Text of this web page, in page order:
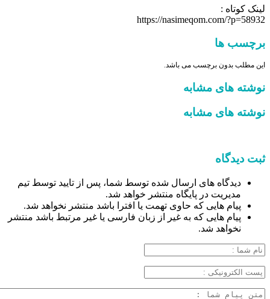
لینک کوتاه :
https://nasimeqom.com/?p=58932
برچسب ها
این مطلب بدون برچسب می باشد.
نوشته های مشابه
نوشته های مشابه
ثبت دیدگاه
دیدگاه های ارسال شده توسط شما، پس از تایید توسط تیم
مدیریت در پایگاه منتشر خواهد شد.
پیام هایی که حاوی تهمت یا افترا باشد منتشر نخواهد شد.
پیام هایی که به غیر از زبان فارسی یا غیر مرتبط باشد منتشر
نخواهد شد.